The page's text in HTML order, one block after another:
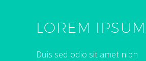
LOREM IPSUM
Duis sed odio sit amet nibh